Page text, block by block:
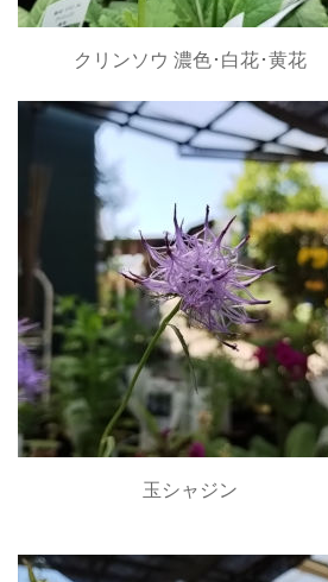
クリンソウ 濃色･白花･黄花
玉シャジン